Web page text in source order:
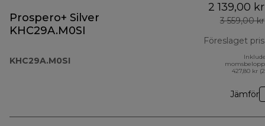
Prospero+ Silver
KHC29A.M0SI
KHC29A.M0SI
2 139,00 kr
3 559,00 kr
Föreslaget pris
427,80 kr
Jämför